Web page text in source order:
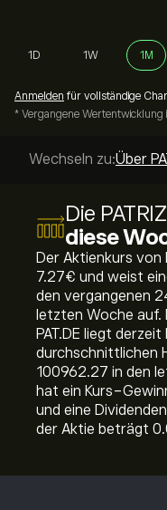
1D 1W 1M
Anmelden für vollständige
* Vergangene Wertentwicklung
Wechseln zu:Über
Die
diese
Der Aktienkurs von
7.27‎€‎ und weist
den vergangenen
letzten Woche auf.
PAT.DE liegt
durchschnittlichen
100962.27 in den
hat ein Kurs-
und eine
der Aktie beträgt